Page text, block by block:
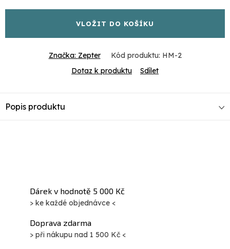
VLOŽIT DO KOŠÍKU
Značka: Zepter Kód produktu: HM-2
Dotaz k produktu
Sdílet
Popis produktu
Dárek v hodnotě 5 000 Kč
> ke každé objednávce <
Doprava zdarma
> při nákupu nad 1 500 Kč <